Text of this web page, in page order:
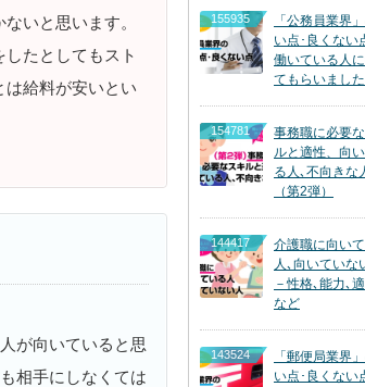
いと思います。
たとしてもスト
は給料が安いとい
が向いていると思
相手にしなくては
155935
「公務員業界
い点･良くない
働いている人に
てもらいました
154781
事務職に必要
ルと適性、向
る人､不向きな
（第2弾）
144417
介護職に向い
人､向いていな
－性格､能力､
など
143524
「郵便局業界
い点･良くない